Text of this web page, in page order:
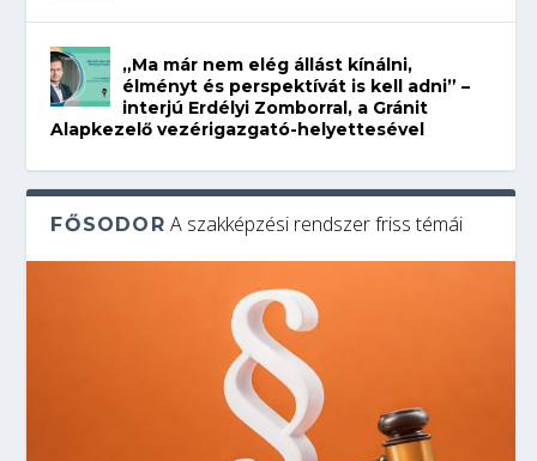
„Ma már nem elég állást kínálni,
élményt és perspektívát is kell adni” –
interjú Erdélyi Zomborral, a Gránit
Alapkezelő vezérigazgató-helyettesével
FŐSODOR A szakképzési rendszer friss témái